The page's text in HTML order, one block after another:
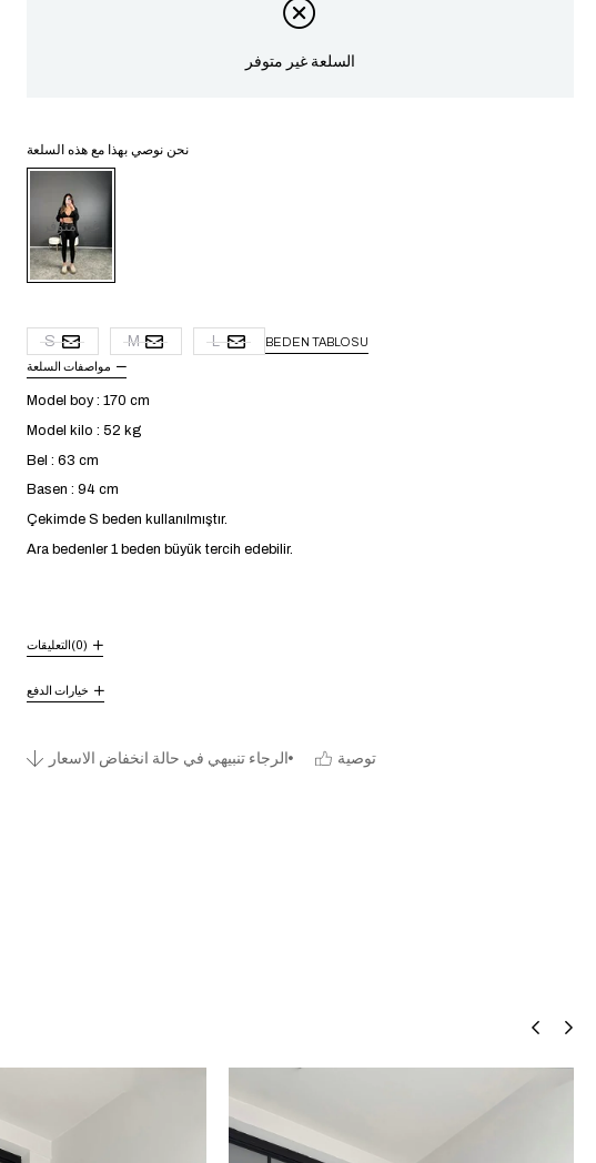
السلعة غير متوفر
نحن نوصي بهذا مع هذه السلعة
غير متوفر
S M L
BEDEN TABLOSU
مواصفات السلعة
Model boy : 170 cm
Model kilo : 52 kg
Bel : 63 cm
Basen : 94 cm
Çekimde S beden kullanılmıştır.
Ara bedenler 1 beden büyük tercih edebilir.
التعليقات (0)
خيارات الدفع
الرجاء تنبيهي في حالة انخفاض الاسعار توصية